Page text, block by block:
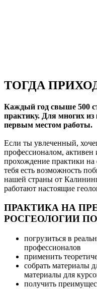
ТОГДА
Каждый год свыше 500
практику. Для многих из
первым местом работы.
Если ты увлеченный,
профессионалом, активен
прохождение практики
тебя есть возможность
нашей страны от
работают настоящие
ПРАКТИКА НА
РОСГЕОЛОГИИ
погрузиться в
профессионалов
применить
собрать материалы
материалы для
получить